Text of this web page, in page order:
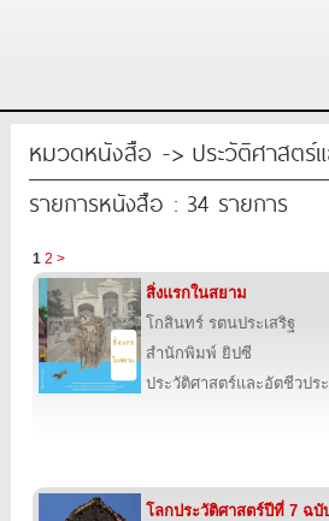
หมวดหนังสือ -> ประวัติศาสตร์แ
รายการหนังสือ : 34 รายการ
1 2 >
สิ่งแรกในสยาม
โกสินทร์ รตนประเสริฐ
สำนักพิมพ์ ยิปซี
ประวัติศาสตร์และอัตชีวปร
โลกประวัติศาสตร์ปีที่ 7 ฉบั